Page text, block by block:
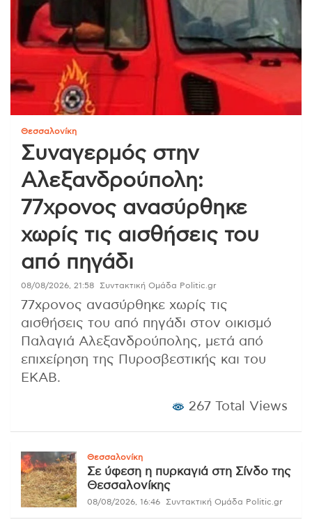
Θεσσαλονίκη
Συναγερμός στην
Αλεξανδρούπολη:
77χρονος ανασύρθηκε
χωρίς τις αισθήσεις του
από πηγάδι
08/08/2026, 21:58 Συντακτική Ομάδα Politic.gr
77χρονος ανασύρθηκε χωρίς τις
αισθήσεις του από πηγάδι στον οικισμό
Παλαγιά Αλεξανδρούπολης, μετά από
επιχείρηση της Πυροσβεστικής και του
ΕΚΑΒ.
267 Total Views
Θεσσαλονίκη
Σε ύφεση η πυρκαγιά στη Σίνδο της
Θεσσαλονίκης
08/08/2026, 16:46 Συντακτική Ομάδα Politic.gr